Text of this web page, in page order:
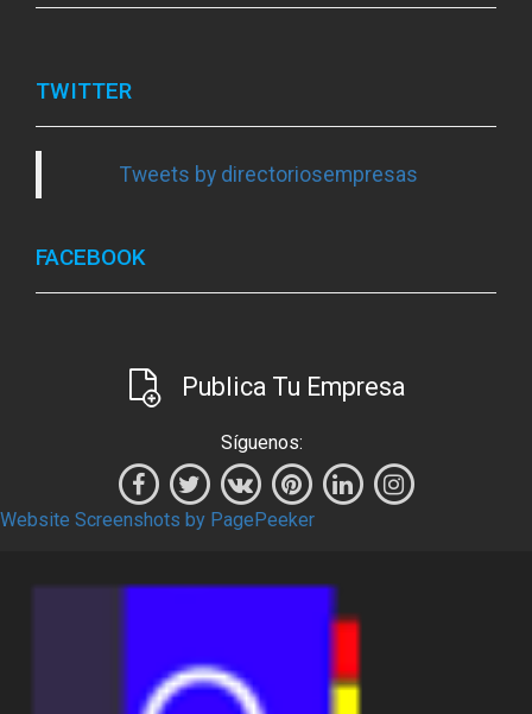
TWITTER
Tweets by directoriosempresas
FACEBOOK
Publica Tu Empresa
Síguenos:
Website Screenshots by PagePeeker